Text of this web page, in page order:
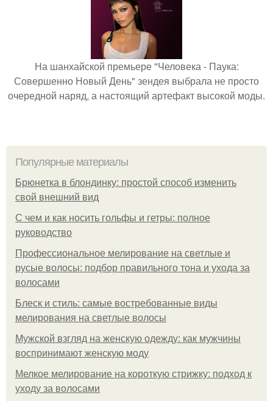
На шанхайской премьере "Человека - Паука:
Совершенно Новый День" зендея выбрала не просто
очередной наряд, а настоящий артефакт высокой моды.
Популярные материалы
Брюнетка в блондинку: простой способ изменить
свой внешний вид
С чем и как носить гольфы и гетры: полное
руководство
Профессиональное мелирование на светлые и
русые волосы: подбор правильного тона и ухода за
волосами
Блеск и стиль: самые востребованные виды
мелирования на светлые волосы
Мужской взгляд на женскую одежду: как мужчины
воспринимают женскую моду
Мелкое мелирование на короткую стрижку: подход к
уходу за волосами